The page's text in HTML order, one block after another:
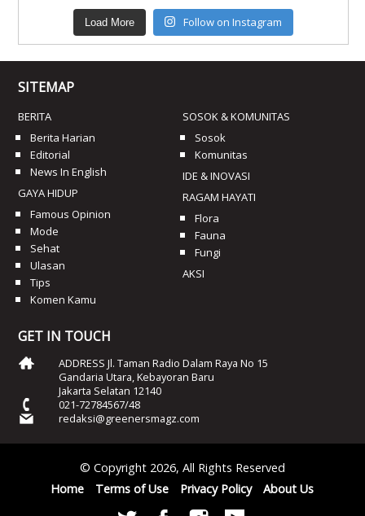
Load More Follow on Instagram
SITEMAP
BERITA
Berita Harian
Editorial
News In English
GAYA HIDUP
Famous Opinion
Mode
Sehat
Ulasan
Tips
Komen Kamu
SOSOK & KOMUNITAS
Sosok
Komunitas
IDE & INOVASI
RAGAM HAYATI
Flora
Fauna
Fungi
AKSI
GET IN TOUCH
ADDRESS Jl. Taman Radio Dalam Raya No 15
Gandaria Utara, Kebayoran Baru
Jakarta Selatan 12140
021-72784567/48
redaksi@greenersmagz.com
© Copyright 2026, All Rights Reserved
Home
Terms of Use Privacy Policy About Us